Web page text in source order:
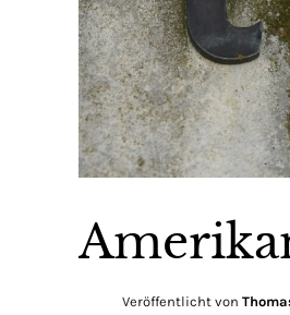
Veröffentlicht von